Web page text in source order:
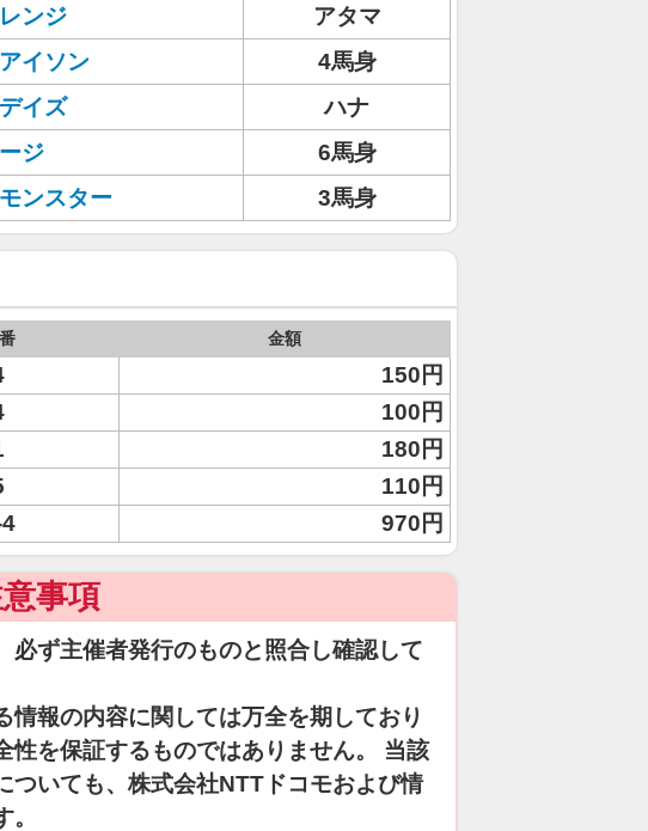
ンジ
アタマ
イソン
4馬身
イズ
ハナ
ジ
6馬身
ンスター 3馬身
金額
150円
100円
180円
110円
970円
事項
必ず主催者発行のものと照合し確認して
報の内容に関しては万全を期しており
性を保証するものではありません。 当該
ついても、株式会社NTTドコモおよび情